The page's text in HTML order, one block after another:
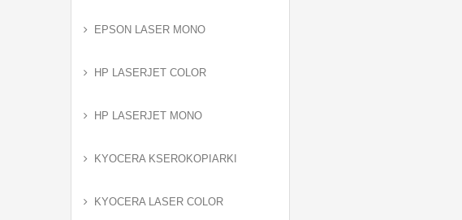
EPSON LASER MONO
HP LASERJET COLOR
HP LASERJET MONO
KYOCERA KSEROKOPIARKI
KYOCERA LASER COLOR